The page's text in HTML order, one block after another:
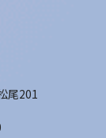
尾201